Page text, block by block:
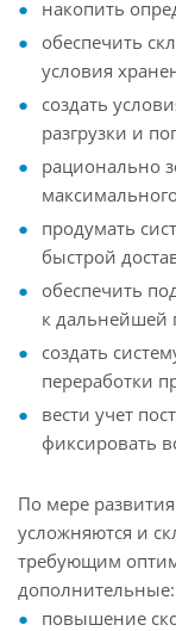
накопить
обеспечить
условия
создать
разгрузки и
рационально
продумать
быстрой
обеспечить
к дальнейшей
создать
переработки
вести учет
фиксировать
По мере
усложняются и
требующим
дополнительные:
повышение